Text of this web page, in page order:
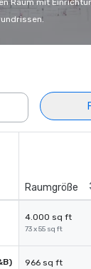
Raum mit
Raumgröße
4.000 sq ft
73 x 55 sq ft
966 sq ft